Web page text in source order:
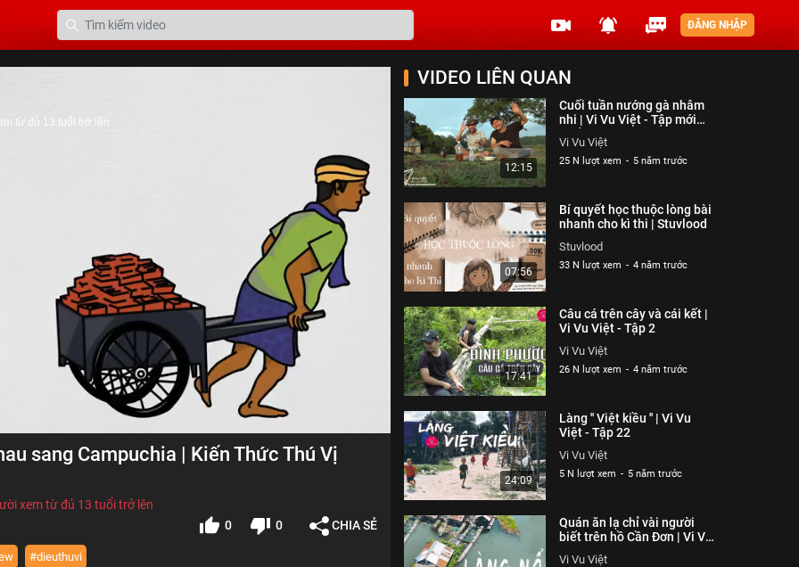
ĐĂNG NHẬP
từ đủ 13 tuổi trở lên
sang Campuchia | Kiến Thức Thú Vị
xem từ đủ 13 tuổi trở lên
0 0 CHIA SẺ
#dieuthuvi
VIDEO LIÊN QUAN
12:15
Cuối tuần nướng gà nhâm
nhi | Vi Vu Việt - Tập mới
Vi Vu Việt
25 N lượt xem - 5 năm trước
07:56
Bí quyết học thuộc lòng bài
nhanh cho kì thi | Stuvlood
Stuvlood
33 N lượt xem - 4 năm trước
17:41
Câu cá trên cây và cái kết |
Vi Vu Việt - Tập 2
Vi Vu Việt
26 N lượt xem - 4 năm trước
24:09
Làng '' Việt kiều '' | Vi Vu
Việt - Tập 22
Vi Vu Việt
5 N lượt xem - 5 năm trước
Quán ăn lạ chỉ vài người
biết trên hồ Cần Đơn | Vi Vu
Vi Vu Việt